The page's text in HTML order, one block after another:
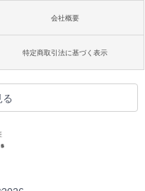
会社概要
特定商取引法に基づく表示
る